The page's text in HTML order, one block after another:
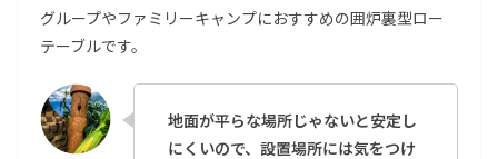
グループやファミリーキャンプにおすすめの囲炉裏型ロー
テーブルです。
地面が平らな場所じゃないと安定し
にくいので、設置場所には気をつけ